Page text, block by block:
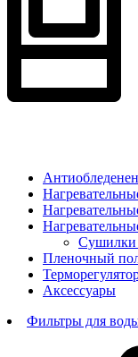
Сушилки
Пленочный
Аксессуары
Фильтры для